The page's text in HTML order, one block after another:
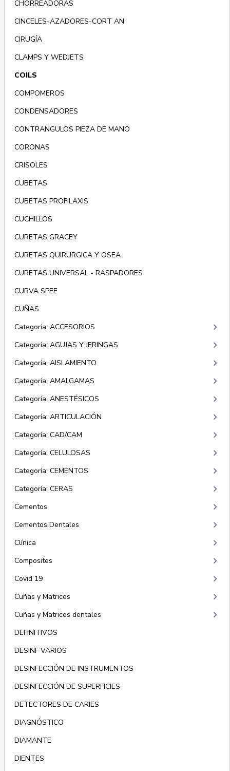
CHORREADORAS
CINCELES-AZADORES-CORT AN
CIRUGÍA
CLAMPS Y WEDJETS
COILS
COMPOMEROS
CONDENSADORES
CONTRANGULOS PIEZA DE MANO
CORONAS
CRISOLES
CUBETAS
CUBETAS PROFILAXIS
CUCHILLOS
CURETAS GRACEY
CURETAS QUIRURGICA Y OSEA
CURETAS UNIVERSAL - RASPADORES
CURVA SPEE
CUÑAS
Categoría: ACCESORIOS
keyboard_arrow_right
Categoría: AGUJAS Y JERINGAS keyboard_arrow_right
Categoría: AISLAMIENTO keyboard_arrow_right
Categoría: AMALGAMAS keyboard_arrow_right
Categoría: ANESTÉSICOS keyboard_arrow_right
Categoría: ARTICULACIÓN keyboard_arrow_right
Categoría: CAD/CAM keyboard_arrow_right
Categoría: CELULOSAS keyboard_arrow_right
Categoría: CEMENTOS keyboard_arrow_right
Categoría: CERAS keyboard_arrow_right
Cementos keyboard_arrow_right
Cementos Dentales keyboard_arrow_right
Clínica keyboard_arrow_right
Composites keyboard_arrow_right
Covid 19 keyboard_arrow_right
Cuñas y Matrices keyboard_arrow_right
Cuñas y Matrices dentales keyboard_arrow_right
DEFINITIVOS
DESINF VARIOS
DESINFECCIÓN DE INSTRUMENTOS
DESINFECCIÓN DE SUPERFICIES
DETECTORES DE CARIES
DIAGNÓSTICO
DIAMANTE
DIENTES